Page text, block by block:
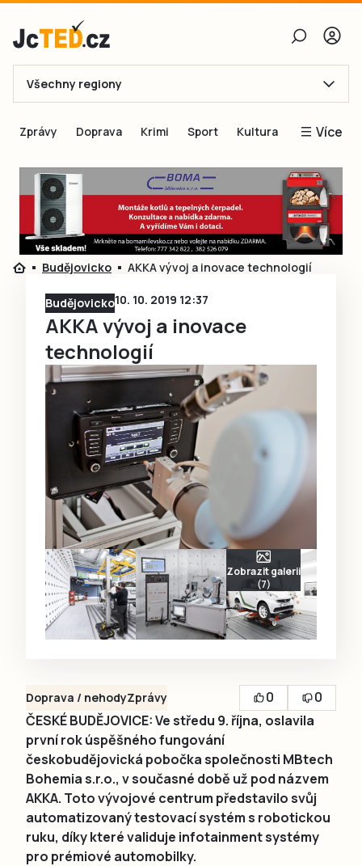
E-mail
Obnovit heslo
Přihlásit se
Přihlásit se přes Facebook
Ještě nemám účet, chci se
Všechny regiony
Zprávy Doprava Krimi Sport Kultura Více
Blogy
Inspirace
Čtenáři píší
Speciální přílohy
Inzerce
Budějovicko AKKA vývoj a inovace technologií
Budějovicko10. 10. 2019 12:37
AKKA vývoj a inovace
technologií
Zobrazit galerii
(7)
Doprava / nehodyZprávy 0
0
ČESKÉ BUDĚJOVICE: Ve středu 9. října, oslavila
první rok úspěšného fungování
českobudějovická pobočka společnosti MBtech
Bohemia s.r.o., v současné době už pod názvem
AKKA. Toto vývojové centrum představilo svůj
automatizovaný testovací systém s robotickou
ruku, díky které validuje infotainment systémy
pro prémiové automobilky.